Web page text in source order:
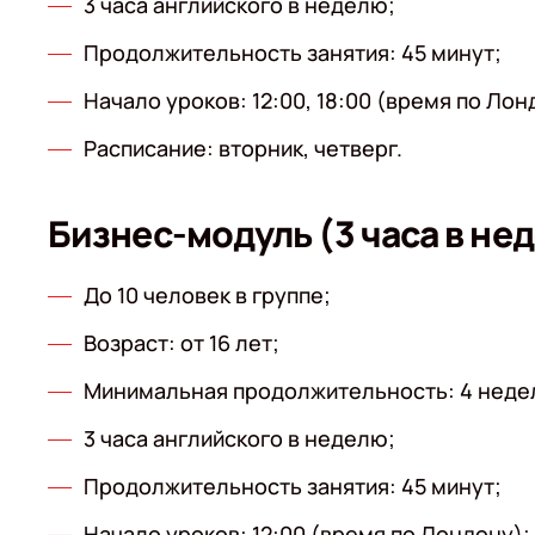
Продолжительность занятия: 45 минут;
Начало уроков: 12:00, 18:00 (время по
Расписание: вторник, четверг.
Бизнес-модуль (3 часа в
До 10 человек в группе;
Возраст: от 16 лет;
Минимальная продолжительность: 4
3 часа английского в неделю;
Продолжительность занятия: 45 минут;